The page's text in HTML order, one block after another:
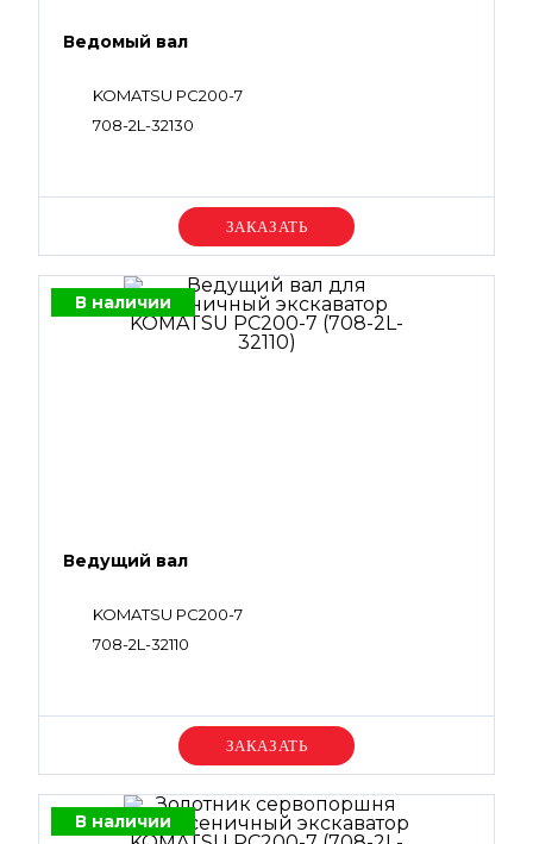
Ведомый вал
KOMATSU PC200-7
708-2L-32130
Уточняйте цену
В наличии
Ведущий вал
KOMATSU PC200-7
708-2L-32110
Уточняйте цену
В наличии